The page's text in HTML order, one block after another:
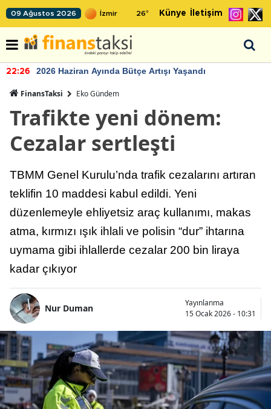
09 Ağustos 2026 26° Künye İletişim
22:26 2026 Haziran Ayında Bütçe Artışı Yaşandı
FinansTaksi Eko Gündem
Trafikte yeni dönem:
Cezalar sertleşti
TBMM Genel Kurulu’nda trafik cezalarını artıran
teklifin 10 maddesi kabul edildi. Yeni
düzenlemeyle ehliyetsiz araç kullanımı, makas
atma, kırmızı ışık ihlali ve polisin “dur” ihtarına
uymama gibi ihlallerde cezalar 200 bin liraya
kadar çıkıyor
Nur Duman
Yayınlanma
15 Ocak 2026 - 10:31